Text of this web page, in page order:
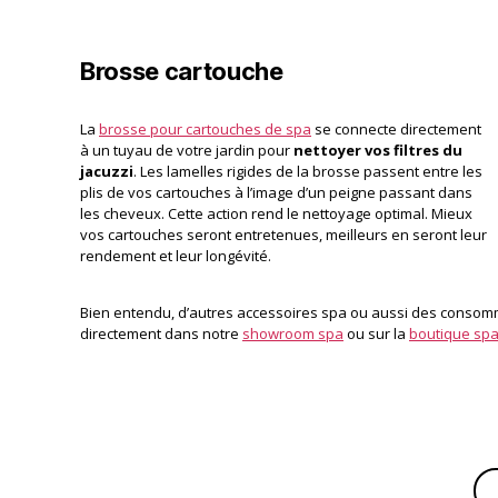
Brosse cartouche
La brosse pour cartouches de spa se connecte directement
à un tuyau de votre jardin pour nettoyer vos filtres du
jacuzzi. Les lamelles rigides de la brosse passent entre les
plis de vos cartouches à l’image d’un peigne passant dans
les cheveux. Cette action rend le nettoyage optimal. Mieux
vos cartouches seront entretenues, meilleurs en seront leur
rendement et leur longévité.
Bien entendu, d’autres accessoires spa ou aussi des
directement dans notre showroom spa ou sur la boutique